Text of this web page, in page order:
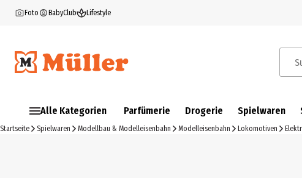
Foto BabyClub Lifestyle
Alle Kategorien Parfümerie Drogerie Spielwaren
Startseite Spielwaren Modellbau & Modelleisenbahn Modelleisenbahn Lokomotiven